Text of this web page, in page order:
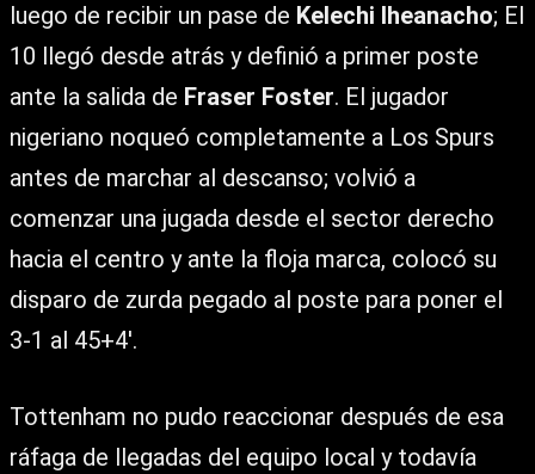
luego de recibir un pase de Kelechi Iheanacho; El
10 llegó desde atrás y definió a primer poste
ante la salida de Fraser Foster. El jugador
nigeriano noqueó completamente a Los Spurs
antes de marchar al descanso; volvió a
comenzar una jugada desde el sector derecho
hacia el centro y ante la floja marca, colocó su
disparo de zurda pegado al poste para poner el
3-1 al 45+4′.
Tottenham no pudo reaccionar después de esa
ráfaga de llegadas del equipo local y todavía